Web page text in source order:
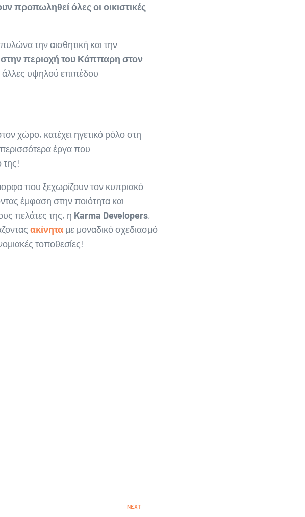
προπωληθεί όλες οι οικιστικές
την αισθητική και την
στην περιοχή του Κάππαρη στον
άλλες υψηλού επιπέδου
χώρο, κατέχει ηγετικό ρόλο στη
έργα που
της!
που ξεχωρίζουν τον κυπριακό
έμφαση στην ποιότητα και
πελάτες της, η Karma Developers,
ακίνητα με μοναδικό σχεδιασμό
τοποθεσίες!
NEXT